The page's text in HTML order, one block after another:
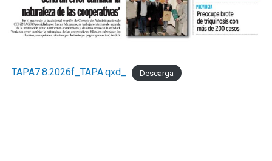
TAPA7.8.2026f_TAPA.qxd_ Descarga